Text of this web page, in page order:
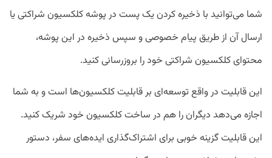
شما می‌توانید با ذخیره کردن یک پست‌ در پوشه کلکسیون شراکتی یا
ارسال آن از طریق پیام خصوصی و سپس ذخیره در این پوشه،
محتوای کلکسیون شراکتی خود را بروزرسانی کنید.
این قابلیت در واقع توسعه‌ای بر قابلیت کلکسیون‌ها است و به شما
اجازه می‌دهد دیگران را هم در ساخت کلکسیون خود شریک کنید.
این قابلیت گزینه خوبی برای اشتراک‌گذاری ایده‌های سفر،‌ دستور